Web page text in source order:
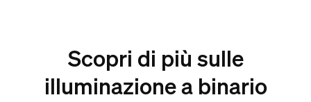
Scopri di più sulle
illuminazione a binario